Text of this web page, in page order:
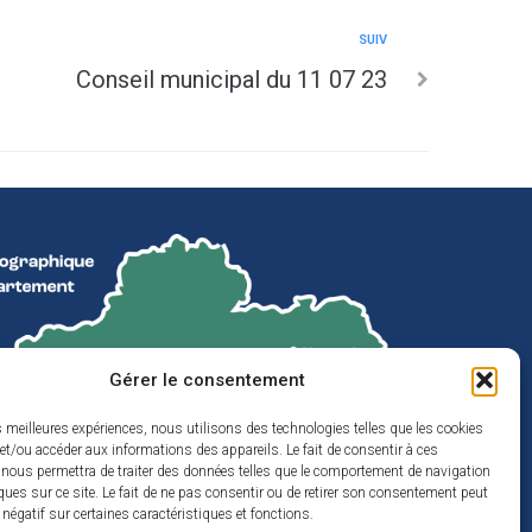
Gérer le consentement
meilleures expériences, nous utilisons des technologies telles que les cookies
ou accéder aux informations des appareils. Le fait de consentir à ces
permettra de traiter des données telles que le comportement de navigation
sur ce site. Le fait de ne pas consentir ou de retirer son consentement peut
négatif sur certaines caractéristiques et fonctions.
SUIV
Conseil municipal du 11 07 23